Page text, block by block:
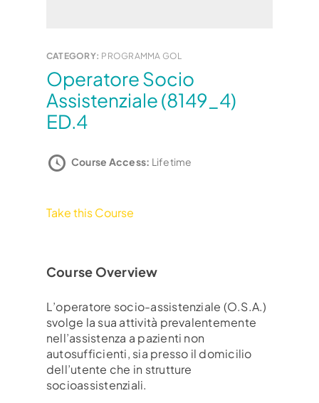
CATEGORY: PROGRAMMA GOL
Operatore Socio
Assistenziale (8149_4)
ED.4
Course Access: Lifetime
Take this Course
Course Overview
L’operatore socio-assistenziale (O.S.A.)
svolge la sua attività prevalentemente
nell’assistenza a pazienti non
autosufficienti, sia presso il domicilio
dell’utente che in strutture
socioassistenziali.